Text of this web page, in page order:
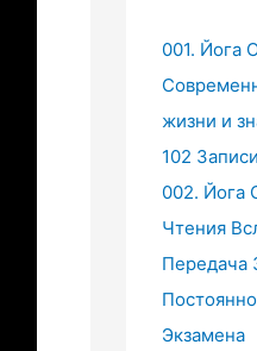
001. Йога
жизни и
102 Записи
002. Йога
Чтения
Передача
Экзамена